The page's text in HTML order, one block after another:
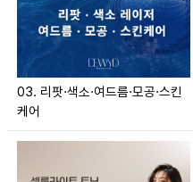
03. 리팟·색소·여드름·모공·스킨
케어